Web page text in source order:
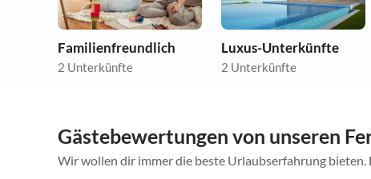
Familienfreundlich
2 Unterkünfte
Luxus-Unterkünfte
2 Unterkünfte
Gästebewertungen von unseren
Wir wollen dir immer die beste Urlaubserfahrung bieten.